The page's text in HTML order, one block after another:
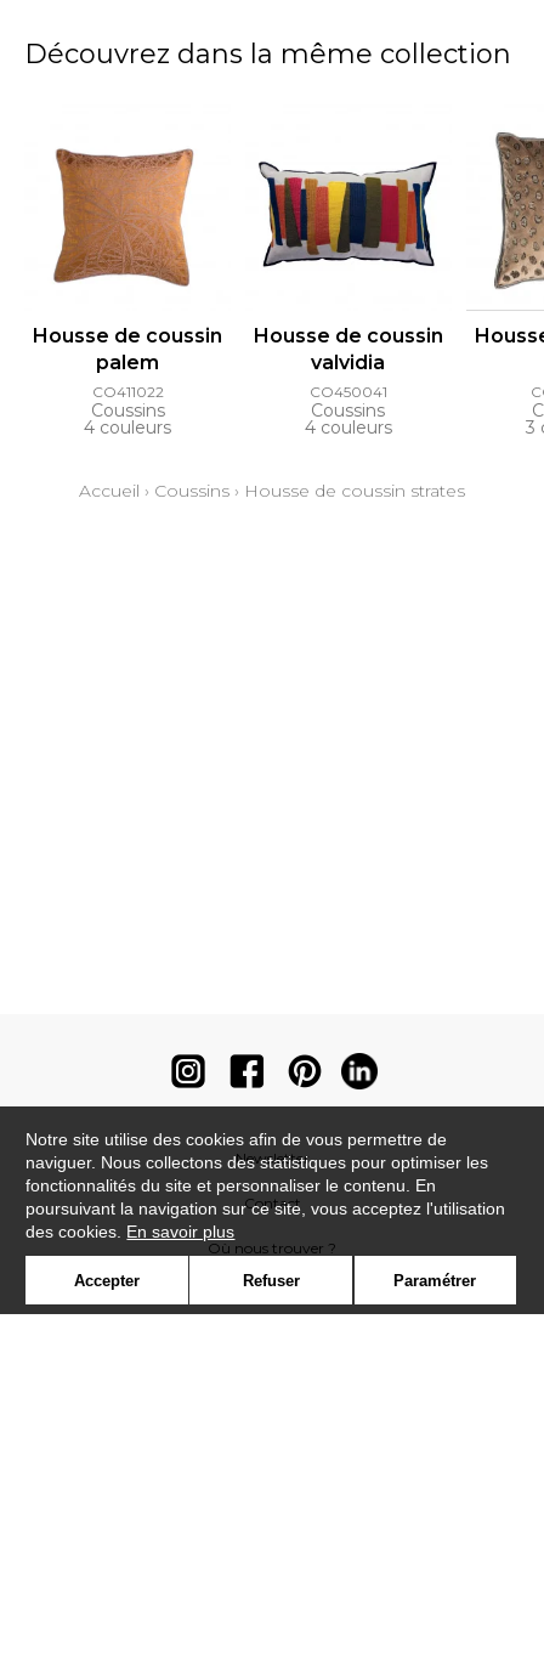
Découvrez dans la même collection
Housse de coussin
palem
CO411022
Coussins
4 couleurs
Housse de coussin
valvidia
CO450041
Coussins
4 couleurs 3
Accueil › Coussins › Housse de coussin strates
Newsletter
Contact
Où nous trouver ?
Notre site utilise des cookies afin de vous permettre de
naviguer. Nous collectons des statistiques pour optimiser les
fonctionnalités du site et personnaliser le contenu. En
poursuivant la navigation sur ce site, vous acceptez l'utilisation
des cookies. En savoir plus
Accepter Refuser Paramétrer